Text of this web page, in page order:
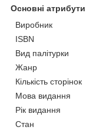
Основні атрибути
Виробник
ISBN
Вид палітурки
Жанр
Кількість сторінок
Мова видання
Рік видання
Стан